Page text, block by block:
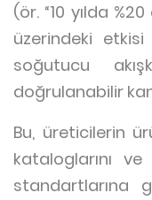
(ör. “10 yılda
üzerindeki
soğutucu
doğrulanabilir
Bu, üreticilerin
kataloglarını
standartlarına